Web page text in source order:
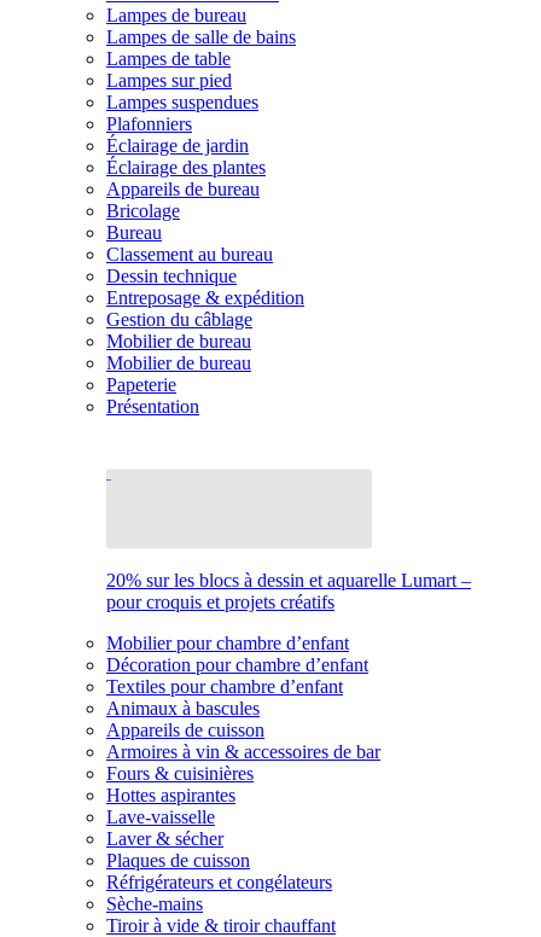
Lampes de bureau
Lampes de salle de bains
Lampes de table
Lampes sur pied
Lampes suspendues
Plafonniers
Éclairage de jardin
Éclairage des plantes
Appareils de bureau
Bricolage
Bureau
Classement au bureau
Dessin technique
Entreposage & expédition
Gestion du câblage
Mobilier de bureau
Mobilier de bureau
Papeterie
Présentation
20% sur les blocs à dessin et aquarelle Lumart –
pour croquis et projets créatifs
Mobilier pour chambre d’enfant
Décoration pour chambre d’enfant
Textiles pour chambre d’enfant
Animaux à bascules
Appareils de cuisson
Armoires à vin & accessoires de bar
Fours & cuisinières
Hottes aspirantes
Lave-vaisselle
Laver & sécher
Plaques de cuisson
Réfrigérateurs et congélateurs
Sèche-mains
Tiroir à vide & tiroir chauffant